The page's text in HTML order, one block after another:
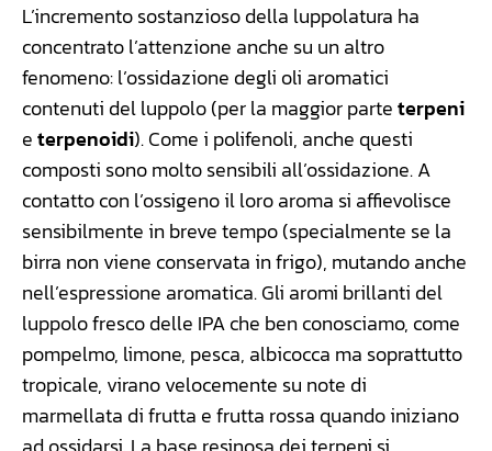
L’incremento sostanzioso della luppolatura ha
concentrato l’attenzione anche su un altro
fenomeno: l’ossidazione degli oli aromatici
contenuti del luppolo (per la maggior parteterpeni
eterpenoidi). Come i polifenoli, anche questi
composti sono molto sensibili all’ossidazione. A
contatto con l’ossigeno il loro aroma si affievolisce
sensibilmente in breve tempo (specialmente se la
birra non viene conservata in frigo), mutando anche
nell’espressione aromatica. Gli aromi brillanti del
luppolo fresco delle IPA che ben conosciamo, come
pompelmo, limone, pesca, albicocca ma soprattutto
tropicale, virano velocemente su note di
marmellata di frutta e frutta rossa quando iniziano